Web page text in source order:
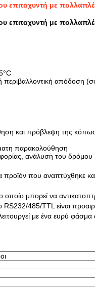
επιταχυντή με
επιταχυντή με
απόδοση
και πρόβλεψη της
παρακολούθηση
ανάλυση του
προϊόν που αναπτύχθηκε
μπορεί να
RS232/485/TTL είναι
με ένα ευρύ